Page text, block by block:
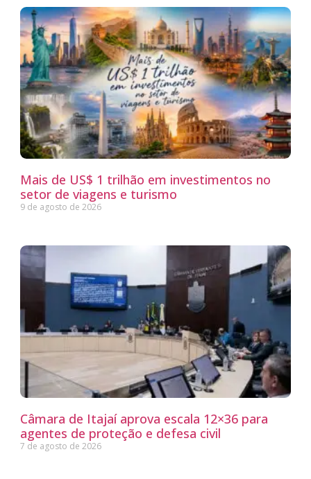
Mais de US$ 1 trilhão em investimentos no
setor de viagens e turismo
9 de agosto de 2026
Câmara de Itajaí aprova escala 12×36 para
agentes de proteção e defesa civil
7 de agosto de 2026